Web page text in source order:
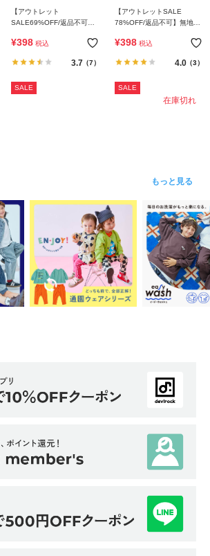
【アウトレット
SALE69%OFF/返品不可】
レッチコットン）
¥398 税込
3.7（7）
SALE
【アウトレットSALE
78%OFF/返品不可】無地ス
¥398 税込
4.0（3）
SALE
在庫切れ
もっと見る